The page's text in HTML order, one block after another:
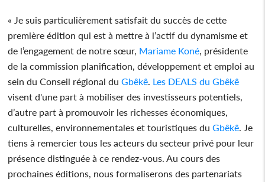
« Je suis particulièrement satisfait du succès de cette
première édition qui est à mettre à l’actif du dynamisme et
de l’engagement de notre sœur, Mariame Koné, présidente
de la commission planification, développement et emploi au
sein du Conseil régional du Gbêkê. Les DEALS du Gbêkê
visent d'une part à mobiliser des investisseurs potentiels,
d’autre part à promouvoir les richesses économiques,
culturelles, environnementales et touristiques du Gbêkê. Je
tiens à remercier tous les acteurs du secteur privé pour leur
présence distinguée à ce rendez-vous. Au cours des
prochaines éditions, nous formaliserons des partenariats